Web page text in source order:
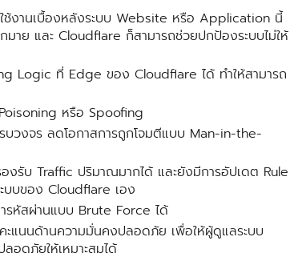
นเบื้องหลังระบบ Website หรือ Application นี้
มาย และ Cloudflare ก็สามารถช่วยปกป้องระบบไม่ให้
Logic ที่ Edge ของ Cloudflare ได้ ทำให้สามารถ
หรือ Spoofing
บวงจร ลดโอกาสการถูกโจมตีแบบ Man-in-the-
รับ Traffic ปริมาณมากได้ และยังมีการอัปเดต Rule
บบของ Cloudflare เอง
รหัสผ่านแบบ Brute Force ได้
แนนด้านความมั่นคงปลอดภัย เพื่อให้ผู้ดูแลระบบ
อดภัยให้เหมาะสมได้